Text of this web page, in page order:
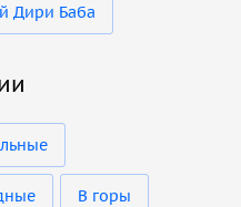
Дири Баба
В горы